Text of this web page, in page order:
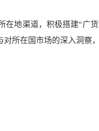
在地渠道，积极搭建“广
所在国市场的深入洞察